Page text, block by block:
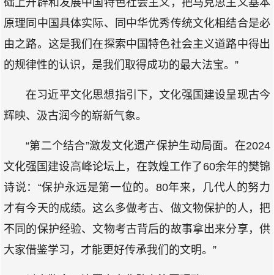
础上开辟和发展中国特色社会主义，把马克思主义基本
原理同中国具体实际、同中华优秀传统文化相结合是必
由之路。这是我们在探索中国特色社会主义道路中得出
的规律性的认识，是我们取得成功的最大法宝。”
在习近平文化思想指引下，文化强国建设呈现古今
辉映、汲古润今的崭新气象。
“第二个结合”激发文化遗产保护生动局面。在2024
文化强国建设高峰论坛上，在敦煌工作了60余年的樊锦
诗说：“保护永远是第一位的。80年来，几代人的努力
才有今天的成绩。这么多做考古、做文物保护的人，把
不同的保护经验、文物考古背后的故事拿出来分享，供
大家借鉴学习，才能更好传承我们的文明。”